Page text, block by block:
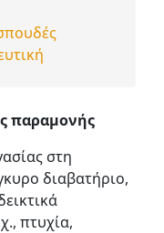
παραμονής
στη
διαβατήριο,
πτυχία,